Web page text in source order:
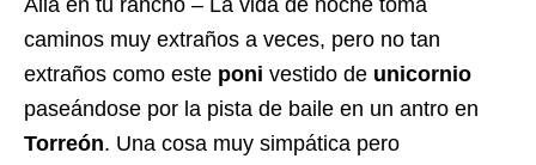
Allá en tu rancho – La vida de noche toma
caminos muy extraños a veces, pero no tan
extraños como este poni vestido de unicornio
paseándose por la pista de baile en un antro en
Torreón. Una cosa muy simpática pero